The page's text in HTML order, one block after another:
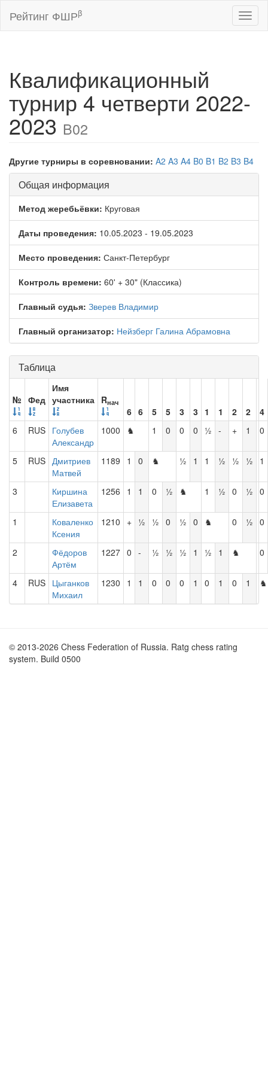
Рейтинг ФШРβ
Квалификационный
турнир 4 четверти 2022-
2023 B02
Другие турниры в соревновании: A2 A3 A4 B0 B1 B2 B3 B4
Общая информация
Метод жеребьёвки: Круговая
Даты проведения: 10.05.2023 - 19.05.2023
Место проведения: Санкт-Петербург
Контроль времени: 60' + 30" (Классика)
Главный судья: Зверев Владимир
Главный организатор: Нейзберг Галина Абрамовна
Таблица
№ Фед
Имя
участника Rнач
6 6 5 5 3 3 1 1 2 2
4
6
RUS Голубев
Александр
1000 ♞ 1 0 0 0 ½ - + 1 0
5 RUS Дмитриев
Матвей
1189 1 0 ♞ ½ 1 1 ½ ½ ½ 1
3
Киршина
Елизавета
1256 1 1 0 ½ ♞ 1 ½ 0 ½ 0
1
Коваленко
Ксения
1210 + ½ ½ 0 ½ 0 ♞ 0 ½ 0
2
Фёдоров
Артём
1227 0 - ½ ½ ½ 1 ½ 1 ♞ 0
4 RUS Цыганков
Михаил
1230 1 1 0 0 0 1 0 1 0 1 ♞
© 2013-2026 Chess Federation of Russia. Ratg chess rating
system. Build 0500